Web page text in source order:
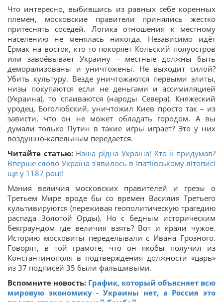
Что интересно, выбившись из равных себе коренных
племен, московские правители принялись жестко
притеснять соседей. Логика отношения к местному
населению не менялась никогда. Независимо идёт
Ермак на восток, кто-то покоряет Кольский полуостров
или завоёвывает Украину – местные должны быть
деморализованы и уничтожены. Не выходит силой?
Убить культуру. Везде уничтожаются первыми элиты,
низы покупаются если не деньгами и ассимиляцией
(Украина), то спаиваются (народы Севера). Княжеский
уродец, Боголюбский, уничтожил Киев просто так – из
зависти, что он не может обладать городом. А вы
думали только Путин в такие игры играет? Это у них
воздушно-капельным передается.
Читайте статью: Наша рідна Україна! Хто її придумав?
Вперше слово Україна з'явилось в Іпатіївському літописі
ще у 1187 році!
Мания величия московских правителей и грезы о
Третьем Мире вроде бы со времен Василия Третьего
культивируются (переживая геополитическую трагедию
распада Золотой Орды). Но с бедным историческим
бекграундом где величия взять? Вот и крали чужое.
Историю московиты переделывали с Ивана Грозного.
Говорят, в той грамоте, что он якобы получил из
Константинополя в подтверждения должности «царь»
из 37 подписей 35 были фальшивыми.
Вспомните новость: График, который объясняет всю
мировую экономику - Украины нет, а Россия это